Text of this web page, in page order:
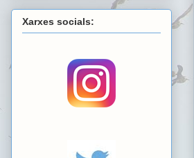
Xarxes socials: